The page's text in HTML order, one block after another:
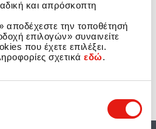
και απρόσκοπτη
αποδέχεστε την τοποθέτησή
επιλογών» συναινείτε
που έχετε επιλέξει.
σχετικά εδώ.
ανακαλύψετε για ποιο λόγο είμαστε
μας, την εργασία μας και την
εξυπηρέτηση σε κάθε μας πελάτη –
να ξεκινήσετε.
, μπορείτε να το κάνετε